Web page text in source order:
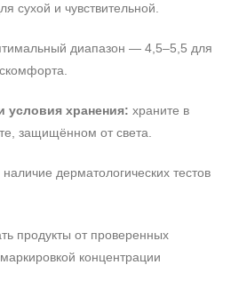
сухой и чувствительной.
диапазон — 4,5–5,5 для
условия хранения: храните в
защищённом от света.
наличие дерматологических тестов
продукты от проверенных
концентрации